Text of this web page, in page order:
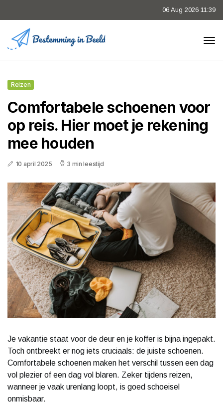
06 Aug 2026 11:39
Reizen
Comfortabele schoenen voor
op reis. Hier moet je rekening
mee houden
10 april 2025 3 min leestijd
Je vakantie staat voor de deur en je koffer is bijna ingepakt.
Toch ontbreekt er nog iets cruciaals: de juiste schoenen.
Comfortabele schoenen maken het verschil tussen een dag
vol plezier of een dag vol blaren. Zeker tijdens reizen,
wanneer je vaak urenlang loopt, is goed schoeisel
onmisbaar.